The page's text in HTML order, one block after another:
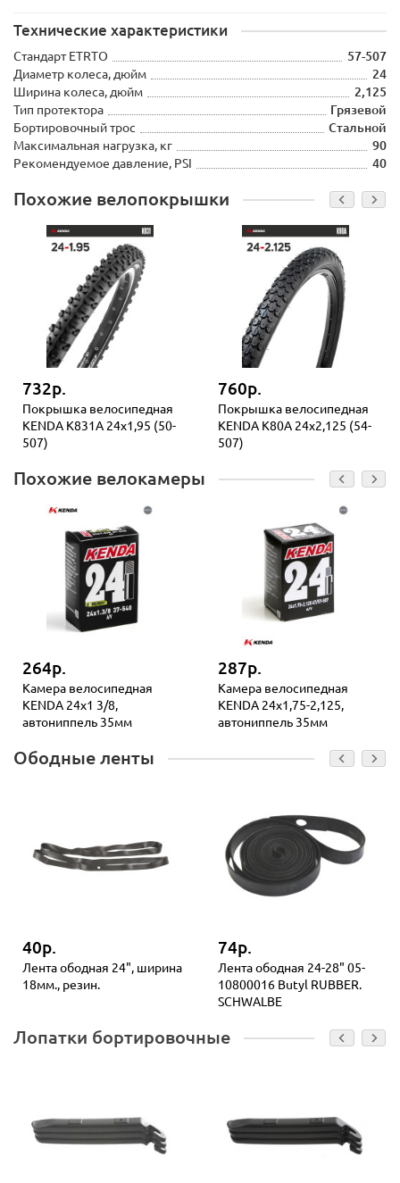
Технические характеристики
Стандарт ETRTO
57-507
Диаметр колеса, дюйм
24
Ширина колеса, дюйм
2,125
Тип протектора
Грязевой
Бортировочный трос
Стальной
Максимальная нагрузка, кг
90
Рекомендуемое давление, PSI
40
Похожие велопокрышки
732р.
Покрышка велосипедная
KENDA K831A 24x1,95 (50-
507)
760р.
Покрышка велосипедная
KENDA K80A 24x2,125 (54-
507)
Похожие велокамеры
264р.
Камера велосипедная
KENDA 24x1 3/8,
автониппель 35мм
287р.
Камера велосипедная
KENDA 24x1,75-2,125,
автониппель 35мм
Ободные ленты
40р.
Лента ободная 24", ширина
18мм., резин.
74р.
Лента ободная 24-28" 05-
10800016 Butyl RUBBER.
SCHWALBE
Лопатки бортировочные